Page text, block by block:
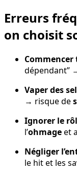
Erreurs
on choisit
Commencer
dépendant”
Vaper des
→ risque de
Ignorer le
l’ohmageet
Négliger
le hit et les